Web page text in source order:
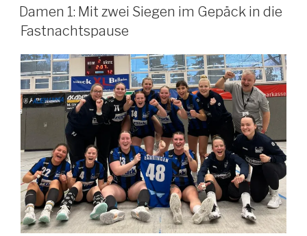
Damen 1: Mit zwei Siegen im Gepäck in die
Fastnachtspause